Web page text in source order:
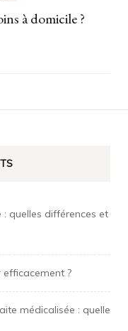
à domicile ?
quelles différences et
?
médicalisée : quelle